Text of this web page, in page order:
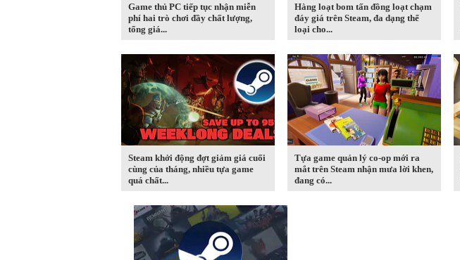
Game thủ PC tiếp tục nhận miễn
phí hai trò chơi đầy chất lượng,
tổng giá...
Hàng loạt bom tấn đồng loạt chạm
đáy giá trên Steam, đa dạng thể
loại cho...
Steam khởi động đợt giảm giá cuối
cùng của tháng, nhiều tựa game
quá chất...
Tựa game quản lý co-op mới ra
mắt trên Steam nhận mưa lời khen,
đang có...